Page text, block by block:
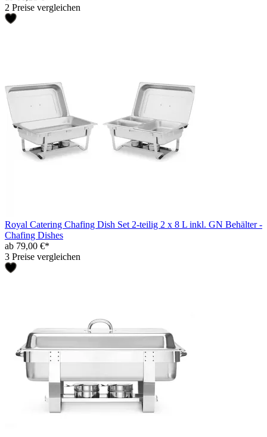
2 Preise vergleichen
Royal Catering Chafing Dish Set 2-teilig 2 x 8 L inkl. GN Behälter -
Chafing Dishes
ab 79,00 €*
3 Preise vergleichen